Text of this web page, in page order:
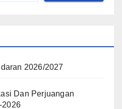
2026/2027
Dan Perjuangan
2026